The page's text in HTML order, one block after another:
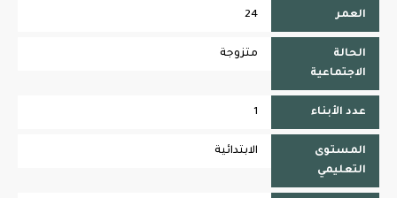
العمر 24
الحالة
الاجتماعية
متزوجة
عدد الأبناء 1
المستوى
التعليمي
الابتدائية